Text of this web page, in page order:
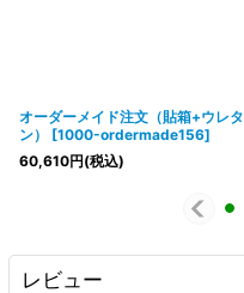
オーダーメイド注文（貼箱+ウレタ
ン）
[1000-ordermade156]
60,610円(税込)
レビュー